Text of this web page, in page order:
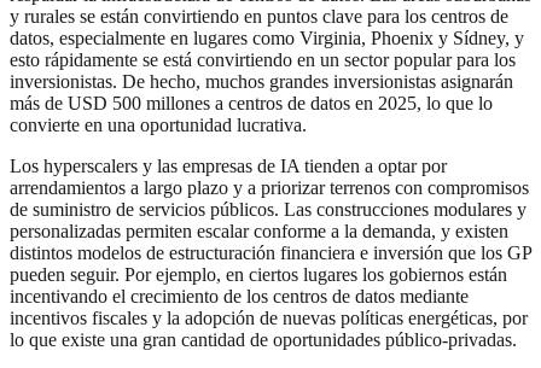
y rurales se están convirtiendo en puntos clave para los centros de
datos, especialmente en lugares como Virginia, Phoenix y Sídney, y
esto rápidamente se está convirtiendo en un sector popular para los
inversionistas. De hecho, muchos grandes inversionistas asignarán
más de USD 500 millones a centros de datos en 2025, lo que lo
convierte en una oportunidad lucrativa.
Los hyperscalers y las empresas de IA tienden a optar por
arrendamientos a largo plazo y a priorizar terrenos con compromisos
de suministro de servicios públicos. Las construcciones modulares y
personalizadas permiten escalar conforme a la demanda, y existen
distintos modelos de estructuración financiera e inversión que los GP
pueden seguir. Por ejemplo, en ciertos lugares los gobiernos están
incentivando el crecimiento de los centros de datos mediante
incentivos fiscales y la adopción de nuevas políticas energéticas, por
lo que existe una gran cantidad de oportunidades público-privadas.